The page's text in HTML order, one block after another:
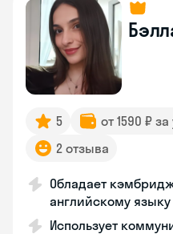
5 от 1590 ₽
2 отзыва
Обладает
английскому языку
Использует